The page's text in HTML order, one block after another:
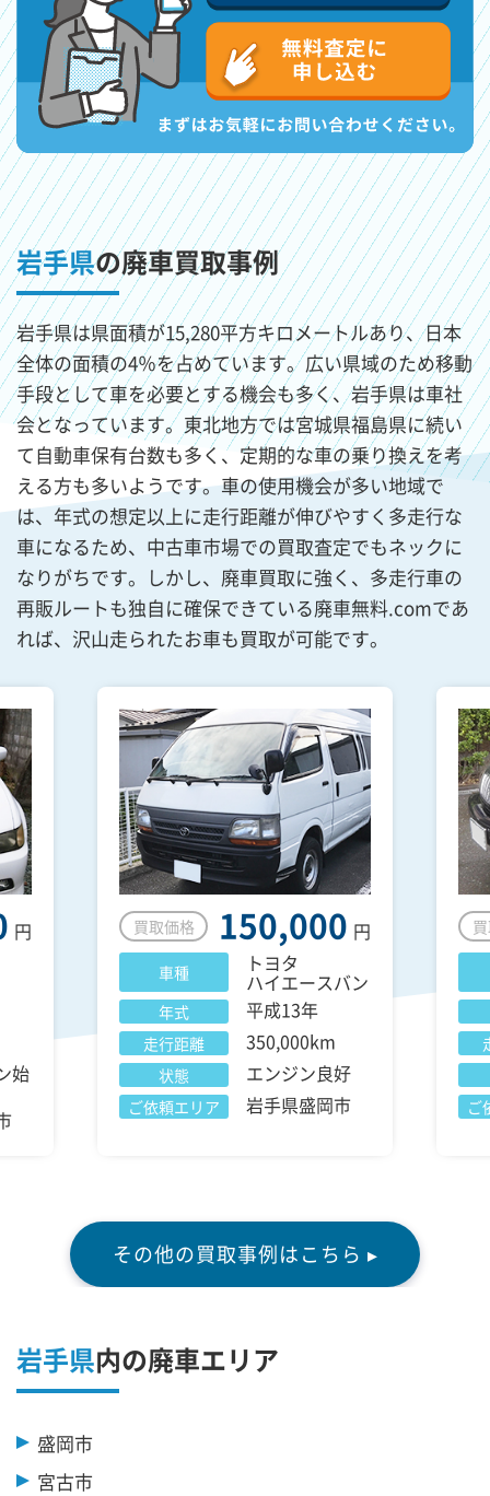
岩手県の廃車買取事例
岩手県は県面積が15,280平方キロメートルあり、日本
全体の面積の4％を占めています。広い県域のため移動
手段として車を必要とする機会も多く、岩手県は車社
会となっています。東北地方では宮城県福島県に続い
て自動車保有台数も多く、定期的な車の乗り換えを考
える方も多いようです。車の使用機会が多い地域で
は、年式の想定以上に走行距離が伸びやすく多走行な
車になるため、中古車市場での買取査定でもネックに
なりがちです。しかし、廃車買取に強く、多走行車の
再販ルートも独自に確保できている廃車無料.comであ
れば、沢山走られたお車も買取が可能です。
円
始
買取価格 150,000 円
車種 トヨタ
ハイエースバン
年式 平成13年
走行距離 350,000km
状態 エンジン良好
ご依頼エリア 岩手県盛岡市 ご
その他の買取事例はこちら ▸
岩手県内の廃車エリア
盛岡市
宮古市